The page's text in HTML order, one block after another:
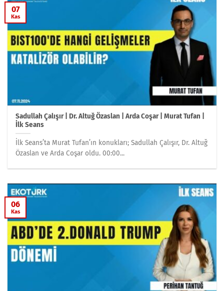
Sadullah Çalışır | Dr. Altuğ Özaslan | Arda Coşar | Murat Tufan |
İlk Seans
İlk Seans’ta Murat Tufan’ın konukları; Sadullah Çalışır, Dr. Altuğ
Özaslan ve Arda Coşar oldu. 00:00...
07
Kas
06
Kas